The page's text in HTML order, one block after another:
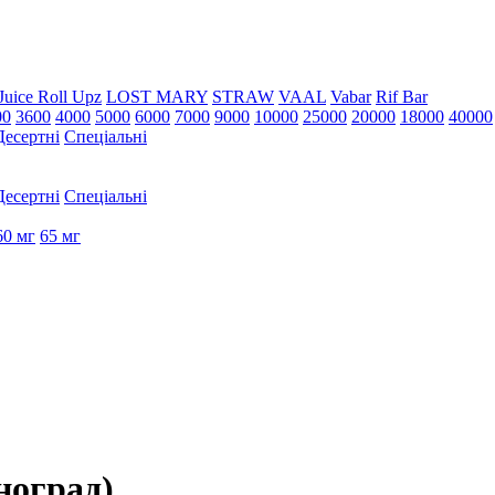
Roll Upz LOST MARY STRAW VAAL Vabar Rif Bar
3600 4000 5000 6000 7000 9000 10000 25000 20000 18000 40000
Спеціальні
Спеціальні
мг 65 мг